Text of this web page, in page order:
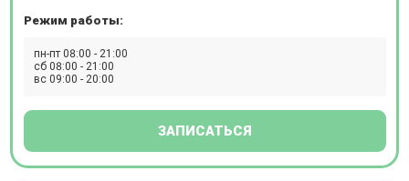
Режим работы:
пн-пт 08:00 - 21:00
сб 08:00 - 21:00
вс 09:00 - 20:00
ЗАПИСАТЬСЯ